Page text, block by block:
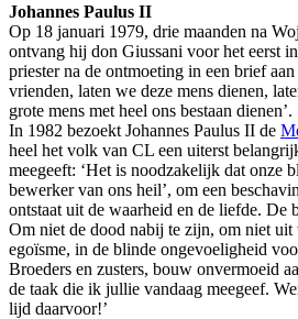
Johannes Paulus II
Op 18 januari 1979, drie maanden na
ontvang hij don Giussani voor het eerst
priester na de ontmoeting in een brief
vrienden, laten we deze mens dienen,
grote mens met heel ons bestaan dienen’.
In 1982 bezoekt Johannes Paulus II de
heel het volk van CL een uiterst
meegeeft: ‘Het is noodzakelijk dat onze
bewerker van ons heil’, om een
ontstaat uit de waarheid en de liefde. De
Om niet de dood nabij te zijn, om niet uit
egoïsme, in de blinde ongevoeligheid
Broeders en zusters, bouw onvermoeid
de taak die ik jullie vandaag meegeef.
lijd daarvoor!’